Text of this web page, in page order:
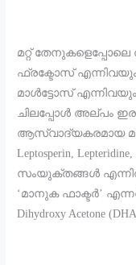
മറ്റ്
ഫ്രക്ടോസ്
മാൾട്ടോസ് എന്നിവയും
ചിലപ്പോൾ അല്പം
ആസ്വാദ്യകരമായ
Leptosperin,
സംയുക്തങ്ങൾ
‘മാനുക ഫാക്ടർ’
Dihydroxy Acetone